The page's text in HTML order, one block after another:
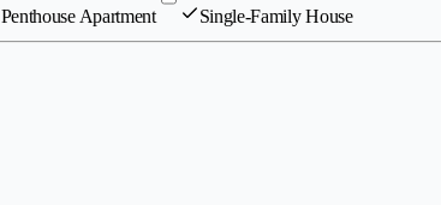
Penthouse Apartment Single-Family House